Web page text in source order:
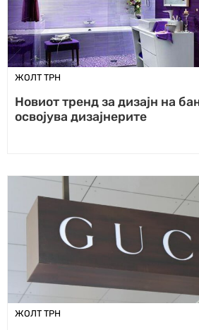
ЖОЛТ ТРН
Новиот тренд за дизајн на
освојува дизајнерите
ЖОЛТ ТРН